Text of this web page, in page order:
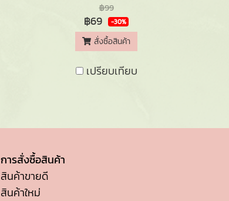
฿99
฿69 -30%
สั่งซื้อสินค้า
เปรียบเทียบ
การสั่งซื้อสินค้า
สินค้าขายดี
สินค้าใหม่